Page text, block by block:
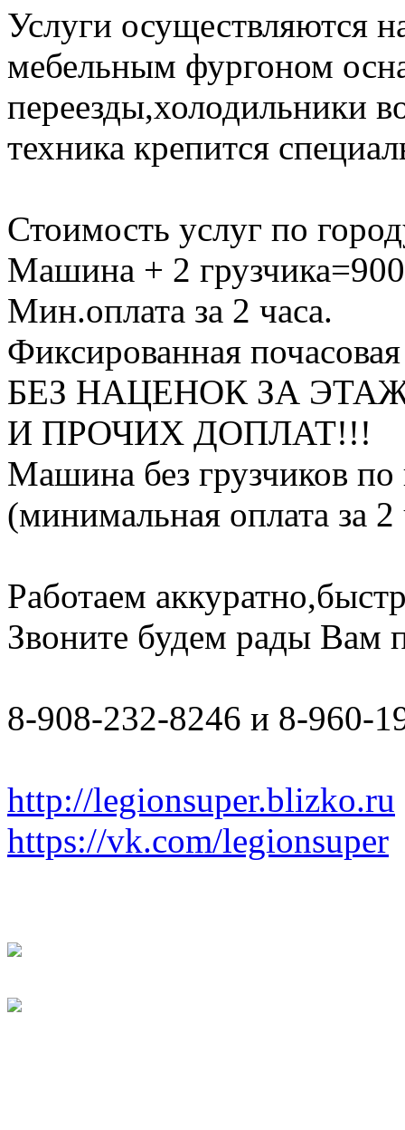
Услуги осуществляются
мебельным фургоном
переезды,холодильники
техника крепится
Стоимость услуг по
Машина + 2
Мин.оплата за 2 часа.
Фиксированная
БЕЗ НАЦЕНОК ЗА
И ПРОЧИХ ДОПЛАТ!!!
Машина без грузчиков по
(минимальная оплата за 2
Работаем
Звоните будем рады Вам
8-908-232-8246 и 8-960-
http://legionsuper.blizko.ru
https://vk.com/legionsuper